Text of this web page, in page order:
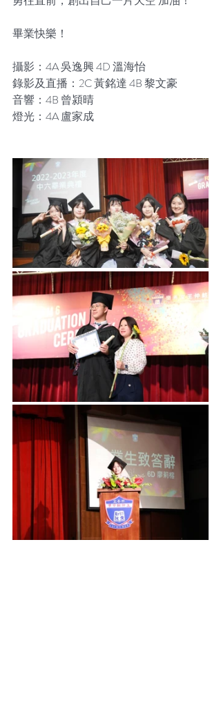
畢業快樂！
攝影：4A 吳逸興 4D 溫海怡
錄影及直播：2C 黃銘達 4B 黎文豪
音響：4B 曾潁晴
燈光：4A 盧家成